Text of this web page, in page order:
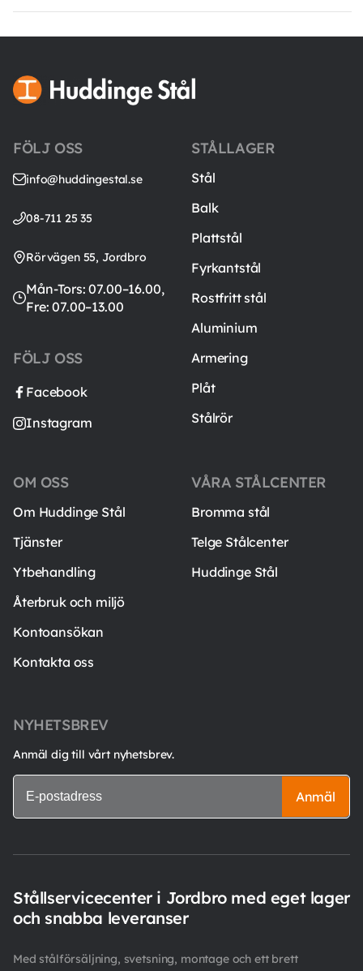
FÖLJ OSS
info@huddingestal.se
08-711 25 35
Rörvägen 55, Jordbro
Mån-Tors: 07.00–16.00,
Fre: 07.00–13.00
FÖLJ OSS
Facebook
Instagram
STÅLLAGER
Stål
Balk
Plattstål
Fyrkantstål
Rostfritt stål
Aluminium
Armering
Plåt
Stålrör
VÅRA STÅLCENTER
Bromma stål
Telge Stålcenter
Huddinge Stål
OM OSS
Om Huddinge Stål
Tjänster
Ytbehandling
Återbruk och miljö
Kontoansökan
Kontakta oss
NYHETSBREV
Anmäl dig till vårt nyhetsbrev.
Anmäl
Stållservicecenter i Jordbro med eget lager
och snabba leveranser
Med stålförsäljning, svetsning, montage och ett brett